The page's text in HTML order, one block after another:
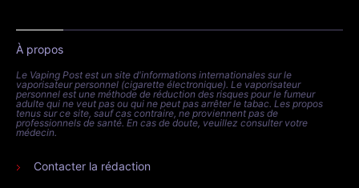
À propos
Le Vaping Post est un site d'informations internationales sur le
vaporisateur personnel (cigarette électronique). Le vaporisateur
personnel est une méthode de réduction des risques pour le fumeur
adulte qui ne veut pas ou qui ne peut pas arrêter le tabac. Les propos
tenus sur ce site, sauf cas contraire, ne proviennent pas de
professionnels de santé. En cas de doute, veuillez consulter votre
médecin.
Contacter la rédaction